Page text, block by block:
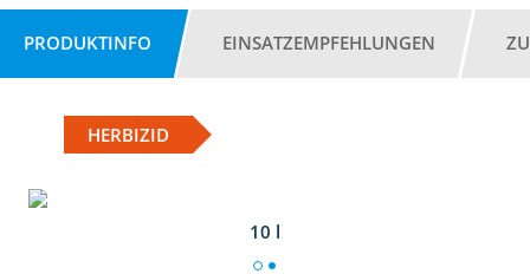
PRODUKTINFO EINSATZEMPFEHLUNGEN
HERBIZID
10 l